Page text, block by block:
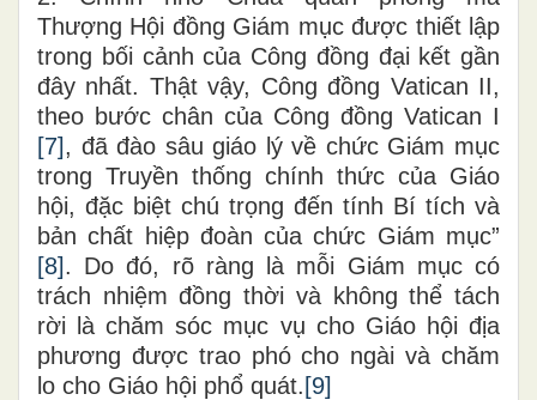
Thượng Hội đồng Giám mục được thiết lập
trong bối cảnh của Công đồng đại kết gần
đây nhất. Thật vậy, Công đồng Vatican II,
theo bước chân của Công đồng Vatican I
[7], đã đào sâu giáo lý về chức Giám mục
trong Truyền thống chính thức của Giáo
hội, đặc biệt chú trọng đến tính Bí tích và
bản chất hiệp đoàn của chức Giám mục”
[8]. Do đó, rõ ràng là mỗi Giám mục có
trách nhiệm đồng thời và không thể tách
rời là chăm sóc mục vụ cho Giáo hội địa
phương được trao phó cho ngài và chăm
lo cho Giáo hội phổ quát.[9]